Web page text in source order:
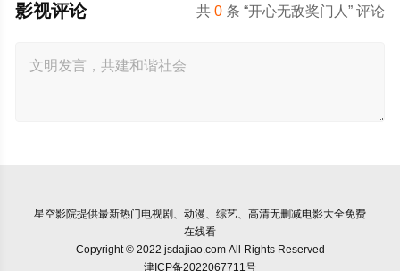
共0 条 “开心无敌奖门人” 评论
影视评论
星空影院提供最新热门电视剧、动漫、综艺、高清无删减电影大全免费
在线看
Copyright © 2022 jsdajiao.com All Rights Reserved
津ICP备2022067711号